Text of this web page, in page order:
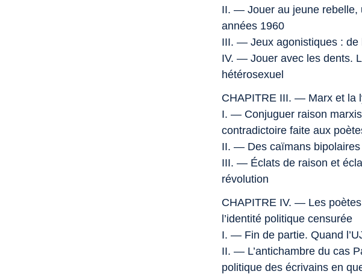
II. — Jouer au jeune rebelle,
années 1960
III. — Jeux agonistiques : de
IV. — Jouer avec les dents.
hétérosexuel
CHAPITRE III. — Marx et la
I. — Conjuguer raison
contradictoire faite aux
II. — Des caïmans
III. — Éclats de raison et
révolution
CHAPITRE IV. — Les
l’identité politique censurée
I. — Fin de partie. Quand
II. — L’antichambre du cas
politique des écrivains en